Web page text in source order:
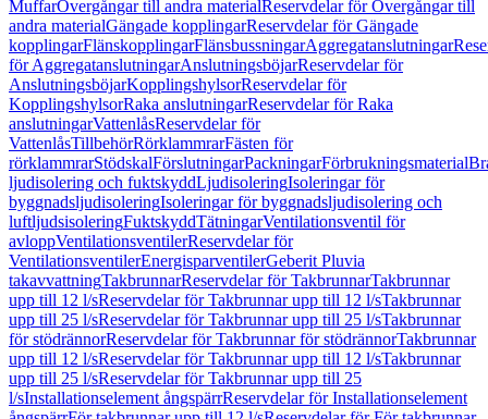
MuffarÖvergångar till andra materialReservdelar för Övergångar till
andra materialGängade kopplingarReservdelar för Gängade
kopplingarFlänskopplingarFlänsbussningarAggregatanslutningar
för AggregatanslutningarAnslutningsböjarReservdelar för
AnslutningsböjarKopplingshylsorReservdelar för
KopplingshylsorRaka anslutningarReservdelar för Raka
anslutningarVattenlåsReservdelar för
VattenlåsTillbehörRörklammrarFästen för
rörklammrarStödskalFörslutningarPackningarFörbrukningsmaterial
ljudisolering och fuktskyddLjudisoleringIsoleringar för
byggnadsljudisoleringIsoleringar för byggnadsljudisolering och
luftljudsisoleringFuktskyddTätningarVentilationsventil för
avloppVentilationsventilerReservdelar för
VentilationsventilerEnergisparventilerGeberit Pluvia
takavvattningTakbrunnarReservdelar för TakbrunnarTakbrunnar
upp till 12 l/sReservdelar för Takbrunnar upp till 12 l/sTakbrunnar
upp till 25 l/sReservdelar för Takbrunnar upp till 25 l/sTakbrunnar
för stödrännorReservdelar för Takbrunnar för stödrännorTakbrunnar
upp till 12 l/sReservdelar för Takbrunnar upp till 12 l/sTakbrunnar
upp till 25 l/sReservdelar för Takbrunnar upp till 25
l/sInstallationselement ångspärrReservdelar för Installationselement